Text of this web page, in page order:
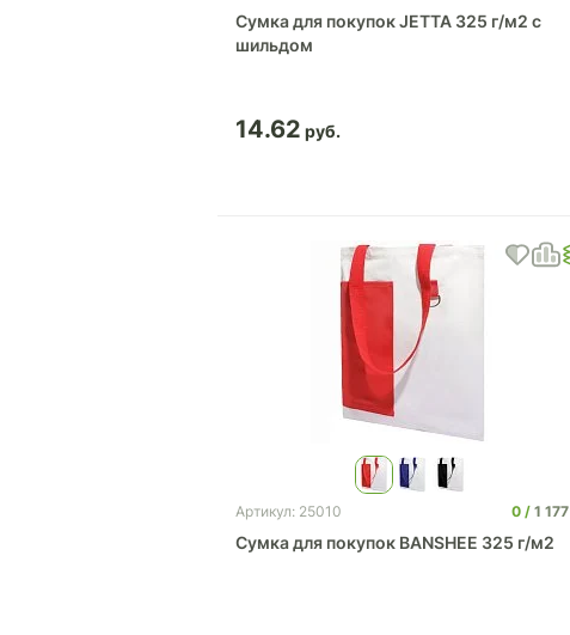
Сумка для покупок JETTA 325 г/м2 с
шильдом
14.62
Артикул: 25010 0 1 177
Сумка для покупок BANSHEE 325 г/м2